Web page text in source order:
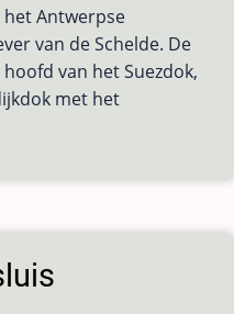
Antwerpse
van de Schelde. De
van het Suezdok,
met het